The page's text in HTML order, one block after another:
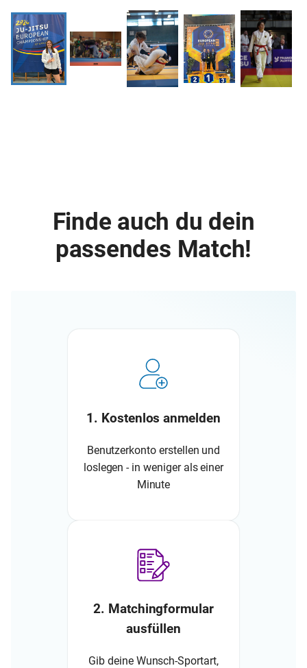
Finde auch du dein
passendes Match!
1. Kostenlos anmelden
Benutzerkonto erstellen und
loslegen - in weniger als einer
Minute
2. Matchingformular
ausfüllen
Gib deine Wunsch-Sportart,